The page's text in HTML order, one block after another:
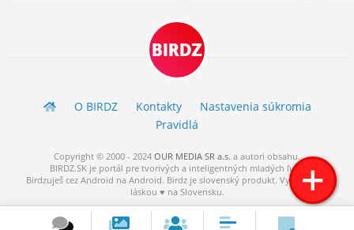
BIRDZ
O BIRDZ Kontakty
Nastavenia súkromia
Pravidlá
Copyright © 2000 - 2024 OUR MEDIA SR a.s. a autori obsahu.
BIRDZ.SK je portál pre tvorivých a inteligentných mladých ľudí.
Birdzuješ cez Android na Android. Birdz je slovenský produkt. Vytvorené s
láskou ♥ na Slovensku.